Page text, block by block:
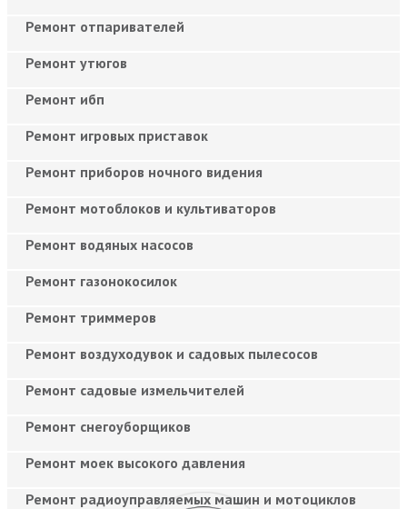
Ремонт отпаривателей
Ремонт утюгов
Ремонт ибп
Ремонт игровых приставок
Ремонт приборов ночного видения
Ремонт мотоблоков и культиваторов
Ремонт водяных насосов
Ремонт газонокосилок
Ремонт триммеров
Ремонт воздуходувок и садовых пылесосов
Ремонт садовые измельчителей
Ремонт снегоуборщиков
Ремонт моек высокого давления
Ремонт радиоуправляемых машин и мотоциклов